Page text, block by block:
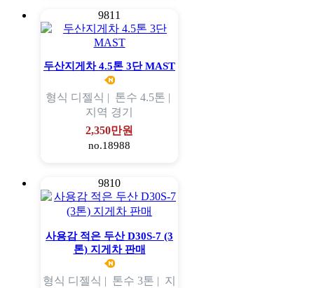
9811
두산지게차 4.5톤 3단 MAST
형식 디젤식 | 톤수 4.5톤 |
지역 경기
2,350만원
no.18988
9810
사용감 적은 두산 D30S-7 (3
톤) 지게차 판매
형식 디젤식 | 톤수 3톤 | 지